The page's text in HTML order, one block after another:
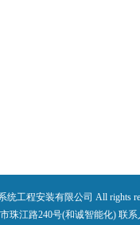
统工程安装有限公司 All rights
珠江路240号(和诚智能化) 联系